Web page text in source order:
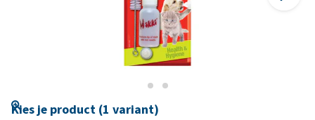
Kies je product (1 variant)